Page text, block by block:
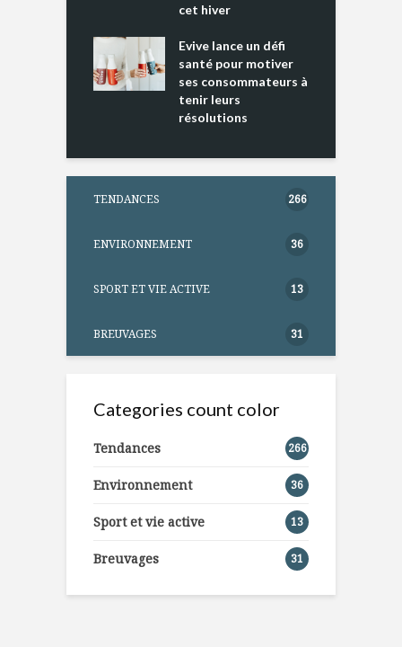
cet hiver
Evive lance un défi
santé pour motiver
ses consommateurs à
tenir leurs
résolutions
TENDANCES 266
ENVIRONNEMENT 36
SPORT ET VIE ACTIVE 13
BREUVAGES 31
Categories count color
Tendances 266
Environnement 36
Sport et vie active 13
Breuvages 31